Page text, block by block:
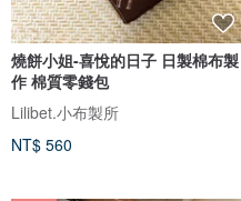
燒餅小姐-喜悅的日子 日製棉布製
作 棉質零錢包
Lilibet.小布製所
NT$ 560